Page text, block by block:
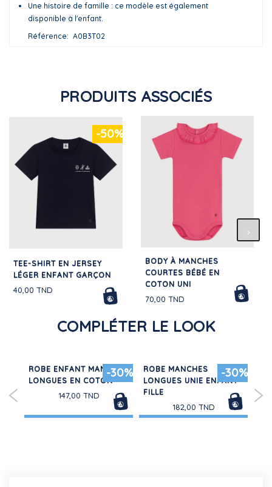
Une histoire de famille : ce modèle est également
disponible à l'enfant.
Référence
A0B3T02
PRODUITS ASSOCIÉS
-50%
TEE-SHIRT EN JERSEY
LÉGER ENFANT GARÇON
40,00 TND
BODY À MANCHES
COURTES BÉBÉ EN
COTON UNI
70,00 TND
COMPLÉTER LE LOOK
-30%
ROBE ENFANT MANCHES
LONGUES EN COTON
147,00 TND
-30%
ROBE MANCHES
LONGUES UNIE ENFANT
FILLE
182,00 TND